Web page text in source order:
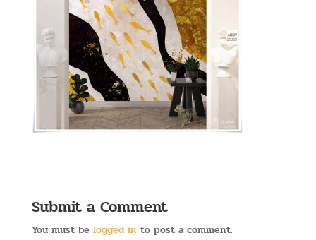
Submit a Comment
You must be logged into post a comment.